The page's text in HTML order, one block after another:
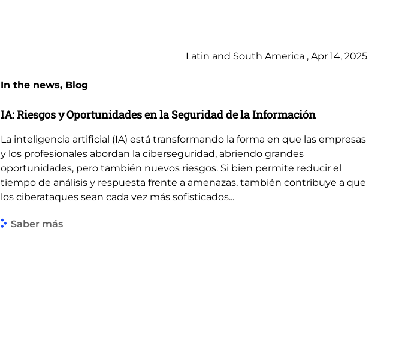
Latin and South America , Apr 14, 2025
In the news, Blog
IA: Riesgos y Oportunidades en la Seguridad de la Información
La inteligencia artificial (IA) está transformando la forma en que las empresas
y los profesionales abordan la ciberseguridad, abriendo grandes
oportunidades, pero también nuevos riesgos. Si bien permite reducir el
tiempo de análisis y respuesta frente a amenazas, también contribuye a que
los ciberataques sean cada vez más sofisticados...
Saber más